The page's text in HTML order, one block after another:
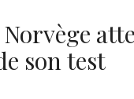
son test